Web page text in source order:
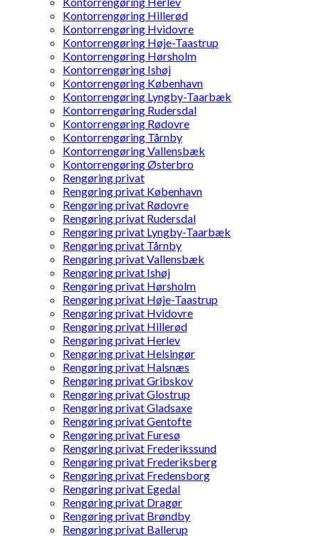
Kontorrengøring Hillerød
Kontorrengøring Hvidovre
Kontorrengøring Høje-Taastrup
Kontorrengøring Hørsholm
Kontorrengøring Ishøj
Kontorrengøring København
Kontorrengøring Lyngby-Taarbæk
Kontorrengøring Rudersdal
Kontorrengøring Rødovre
Kontorrengøring Tårnby
Kontorrengøring Vallensbæk
Kontorrengøring Østerbro
Rengøring privat
Rengøring privat København
Rengøring privat Rødovre
Rengøring privat Rudersdal
Rengøring privat Lyngby-Taarbæk
Rengøring privat Tårnby
Rengøring privat Vallensbæk
Rengøring privat Ishøj
Rengøring privat Hørsholm
Rengøring privat Høje-Taastrup
Rengøring privat Hvidovre
Rengøring privat Hillerød
Rengøring privat Herlev
Rengøring privat Helsingør
Rengøring privat Halsnæs
Rengøring privat Gribskov
Rengøring privat Glostrup
Rengøring privat Gladsaxe
Rengøring privat Gentofte
Rengøring privat Furesø
Rengøring privat Frederikssund
Rengøring privat Frederiksberg
Rengøring privat Fredensborg
Rengøring privat Egedal
Rengøring privat Dragør
Rengøring privat Brøndby
Rengøring privat Ballerup